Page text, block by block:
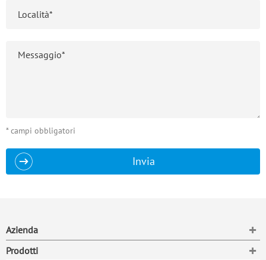
* campi obbligatori
Invia
Azienda
Prodotti